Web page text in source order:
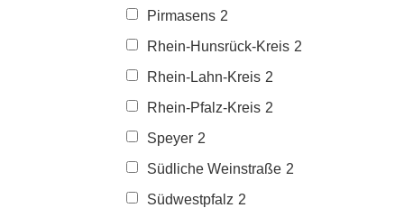
Pirmasens 2
Rhein-Hunsrück-Kreis 2
Rhein-Lahn-Kreis 2
Rhein-Pfalz-Kreis 2
Speyer 2
Südliche Weinstraße 2
Südwestpfalz 2